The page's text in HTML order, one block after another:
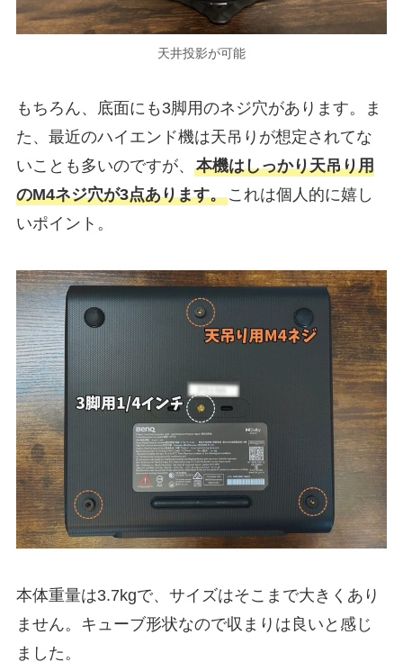
天井投影が可能
もちろん、底面にも3脚用のネジ穴があります。ま
た、最近のハイエンド機は天吊りが想定されてな
いことも多いのですが、 本機はしっかり天吊り用
のM4ネジ穴が3点あります。これは個人的に嬉し
いポイント。
本体重量は3.7kgで、サイズはそこまで大きくあり
ません。キューブ形状なので収まりは良いと感じ
ました。